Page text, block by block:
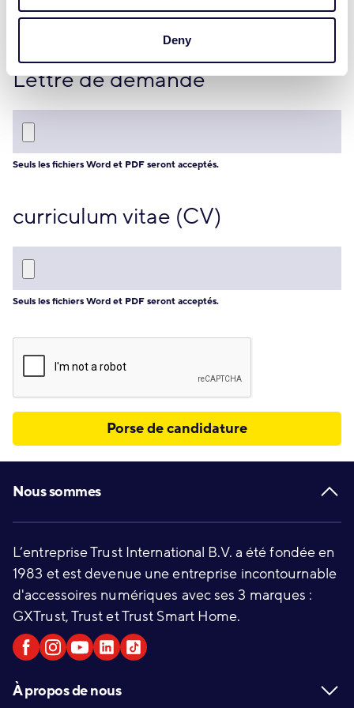
Deny
Lettre de demande
Seuls les fichiers Word et PDF seront acceptés.
curriculum vitae (CV)
Seuls les fichiers Word et PDF seront acceptés.
Porse de candidature
Footer
Nous sommes
L’entreprise Trust International B.V. a été fondée en
1983 et est devenue une entreprise incontournable
d'accessoires numériques avec ses 3 marques :
GXTrust, Trust et Trust Smart Home.
À propos de nous